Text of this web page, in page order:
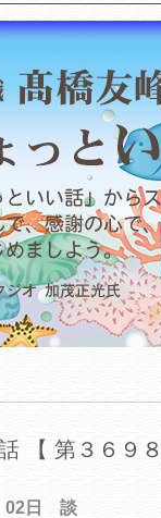
【 第３６９８
日 談